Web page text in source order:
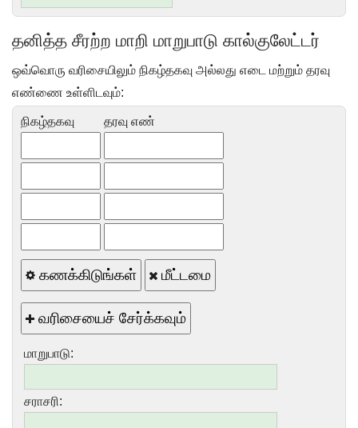
தனித்த சீரற்ற மாறி மாறுபாடு கால்குலேட்டர்
ஒவ்வொரு வரிசையிலும் நிகழ்தகவு அல்லது எடை மற்றும் தரவு
எண்ணை உள்ளிடவும்:
நிகழ்தகவு தரவு எண்
கணக்கிடுங்கள் மீட்டமை
வரிசையைச் சேர்க்கவும்
மாறுபாடு:
சராசரி: